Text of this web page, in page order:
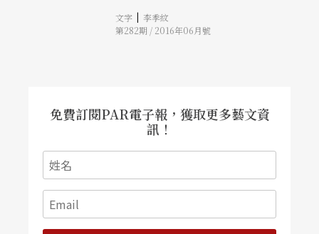
煌，可能也是當前人藝的牽絆。
文字 | 李季紋
第282期 / 2016年06月號
免費訂閱PAR電子報，獲取更多藝文資
訊！